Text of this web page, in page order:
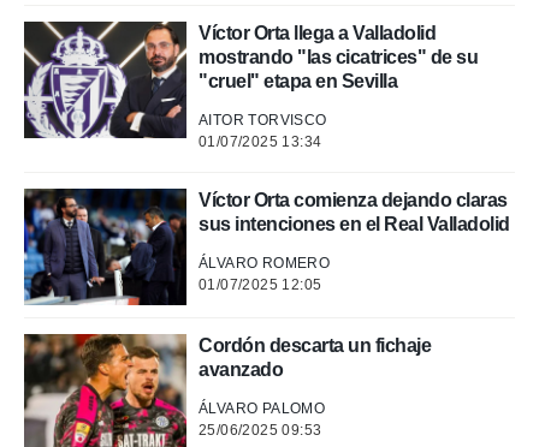
Víctor Orta llega a Valladolid
mostrando "las cicatrices" de su
"cruel" etapa en Sevilla
AITOR TORVISCO
01/07/2025 13:34
Víctor Orta comienza dejando claras
sus intenciones en el Real Valladolid
ÁLVARO ROMERO
01/07/2025 12:05
Cordón descarta un fichaje
avanzado
ÁLVARO PALOMO
25/06/2025 09:53